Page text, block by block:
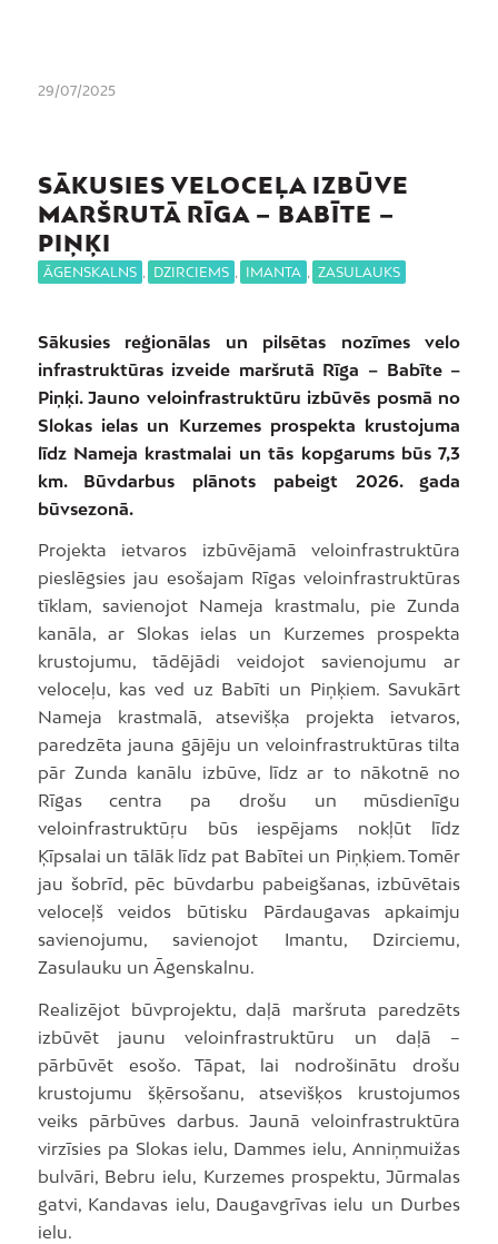
29/07/2025
SĀKUSIES VELOCEĻA IZBŪVE
MARŠRUTĀ RĪGA – BABĪTE –
PIŅĶI
ĀGENSKALNS , DZIRCIEMS , IMANTA , ZASULAUKS
Sākusies reģionālas un pilsētas nozīmes velo
infrastruktūras izveide maršrutā Rīga – Babīte –
Piņķi. Jauno veloinfrastruktūru izbūvēs posmā no
Slokas ielas un Kurzemes prospekta krustojuma
līdz Nameja krastmalai un tās kopgarums būs 7,3
km. Būvdarbus plānots pabeigt 2026. gada
būvsezonā.
Projekta ietvaros izbūvējamā veloinfrastruktūra
pieslēgsies jau esošajam Rīgas veloinfrastruktūras
tīklam, savienojot Nameja krastmalu, pie Zunda
kanāla, ar Slokas ielas un Kurzemes prospekta
krustojumu, tādējādi veidojot savienojumu ar
veloceļu, kas ved uz Babīti un Piņķiem. Savukārt
Nameja krastmalā, atsevišķa projekta ietvaros,
paredzēta jauna gājēju un veloinfrastruktūras tilta
pār Zunda kanālu izbūve, līdz ar to nākotnē no
Rīgas centra pa drošu un mūsdienīgu
veloinfrastruktūŗu būs iespējams nokļūt līdz
Ķīpsalai un tālāk līdz pat Babītei un Piņķiem. Tomēr
jau šobrīd, pēc būvdarbu pabeigšanas, izbūvētais
veloceļš veidos būtisku Pārdaugavas apkaimju
savienojumu, savienojot Imantu, Dzirciemu,
Zasulauku un Āgenskalnu.
Realizējot būvprojektu, daļā maršruta paredzēts
izbūvēt jaunu veloinfrastruktūru un daļā –
pārbūvēt esošo. Tāpat, lai nodrošinātu drošu
krustojumu šķērsošanu, atsevišķos krustojumos
veiks pārbūves darbus. Jaunā veloinfrastruktūra
virzīsies pa Slokas ielu, Dammes ielu, Anniņmuižas
bulvāri, Bebru ielu, Kurzemes prospektu, Jūrmalas
gatvi, Kandavas ielu, Daugavgrīvas ielu un Durbes
ielu.